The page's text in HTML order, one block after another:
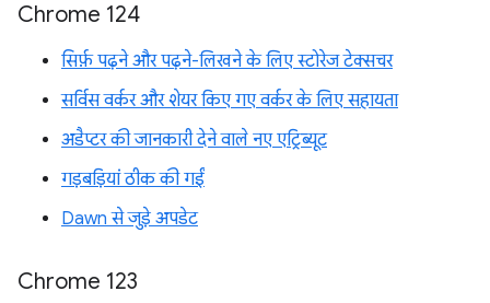
Chrome 124
सिर्फ़ पढ़ने और पढ़ने-लिखने के लिए स्टोरेज टेक्सचर
सर्विस वर्कर और शेयर किए गए वर्कर के लिए सहायता
अडैप्टर की जानकारी देने वाले नए एट्रिब्यूट
गड़बड़ियां ठीक की गईं
Dawn से जुड़े अपडेट
Chrome 123